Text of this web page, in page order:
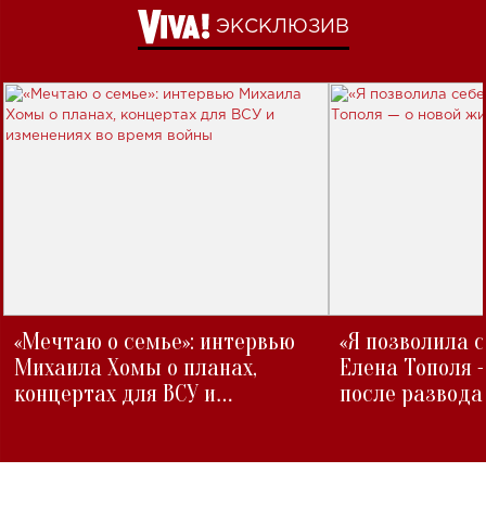
ЭКСКЛЮЗИВ
«Мечтаю о семье»: интервью
Михаила Хомы о планах,
концертах для ВСУ и
«Я позволила
Елена Тополя
после развода